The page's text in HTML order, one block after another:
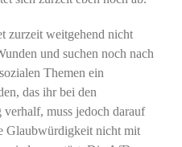
zurzeit weitgehend nicht
und suchen noch nach
Themen ein
das ihr bei den
muss jedoch darauf
Glaubwürdigkeit nicht mit